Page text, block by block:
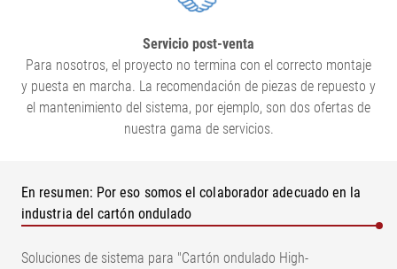
Servicio post-venta
Para nosotros, el proyecto no termina con el correcto montaje
y puesta en marcha. La recomendación de piezas de repuesto y
el mantenimiento del sistema, por ejemplo, son dos ofertas de
nuestra gama de servicios.
En resumen: Por eso somos el colaborador adecuado en la
industria del cartón ondulado
Soluciones de sistema para "Cartón ondulado High-